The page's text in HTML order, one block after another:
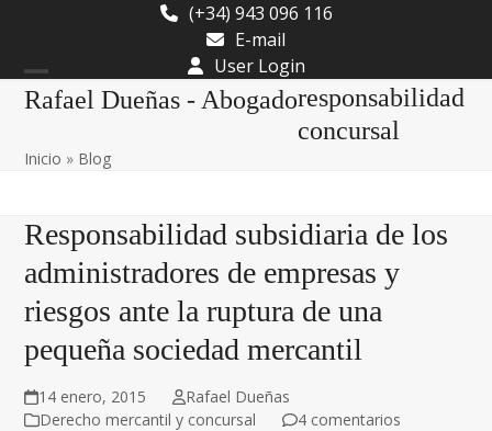
content
(+34) 943 096 116
E-mail
User Login
Rafael Dueñas - Abogado
Open
menu
Close
menu
responsabilidad
concursal
Inicio » Blog
Responsabilidad subsidiaria de los
administradores de empresas y
riesgos ante la ruptura de una
pequeña sociedad mercantil
14 enero, 2015
Rafael Dueñas
Derecho mercantil y concursal
4 comentarios